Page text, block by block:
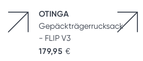
OTINGA
Gepäckträgerrucksack
- FLIP V3
179,95 €